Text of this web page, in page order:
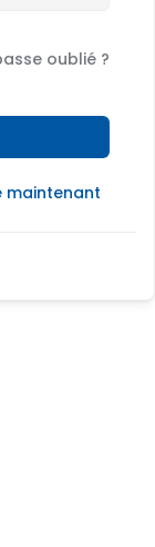
oublié ?
maintenant